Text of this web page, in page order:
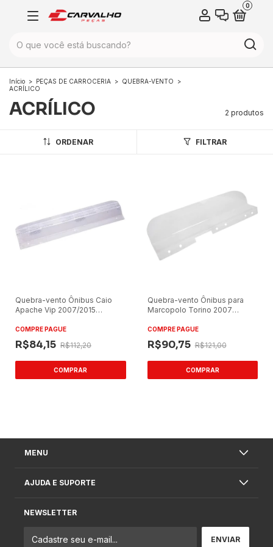
0
Início > PEÇAS DE CARROCERIA > QUEBRA-VENTO
>
ACRÍLICO
ACRÍLICO 2 produtos
ORDENAR FILTRAR
Quebra-vento Ônibus Caio
Apache Vip 2007/2015
COMPRE PAGUE
R$84,15 R$112,20
Quebra-vento Ônibus para
Marcopolo Torino 2007
COMPRE PAGUE
R$90,75 R$121,00
MENU
AJUDA E SUPORTE
NEWSLETTER